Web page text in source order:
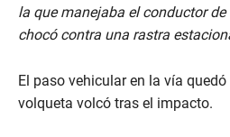
la que manejaba el conductor
chocó contra una rastra
El paso vehicular en la vía
volqueta volcó tras el impacto.